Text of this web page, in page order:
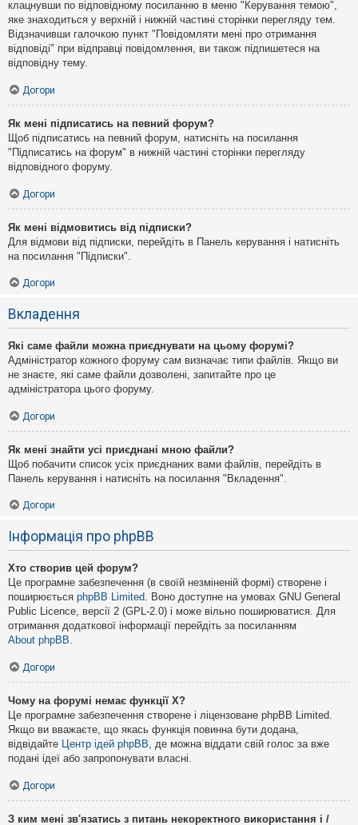
клацнувши по відповідному посиланню в меню "Керування темою",
яке знаходиться у верхній і нижній частині сторінки перегляду тем.
Відзначивши галочкою пункт "Повідомляти мені про отримання
відповіді" при відправці повідомлення, ви також підпишетеся на
відповідну тему.
Догори
Як мені підписатись на певний форум?
Щоб підписатись на певний форум, натисніть на посилання
"Підписатись на форум" в нижній частині сторінки перегляду
відповідного форуму.
Догори
Як мені відмовитись від підписки?
Для відмови від підписки, перейдіть в Панель керування і натисніть
на посилання "Підписки".
Догори
Вкладення
Які саме файли можна приєднувати на цьому форумі?
Адміністратор кожного форуму сам визначає типи файлів. Якщо ви
не знаєте, які саме файли дозволені, запитайте про це
адміністратора цього форуму.
Догори
Як мені знайти усі приєднані мною файли?
Щоб побачити список усіх приєднаних вами файлів, перейдіть в
Панель керування і натисніть на посилання "Вкладення".
Догори
Інформація про phpBB
Хто створив цей форум?
Це програмне забезпечення (в своїй незміненій формі) створене і
поширюється phpBB Limited. Воно доступне на умовах GNU General
Public Licence, версії 2 (GPL-2.0) і може вільно поширюватися. Для
отримання додаткової інформації перейдіть за посиланням
About phpBB.
Догори
Чому на форумі немає функції X?
Це програмне забезпечення створене і ліцензоване phpBB Limited.
Якщо ви вважаєте, що якась функція повинна бути додана,
відвідайте Центр ідей phpBB, де можна віддати свій голос за вже
подані ідеї або запропонувати власні.
Догори
З ким мені зв'язатись з питань некоректного використання і /